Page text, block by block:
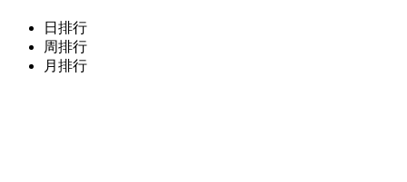
日排行
周排行
月排行